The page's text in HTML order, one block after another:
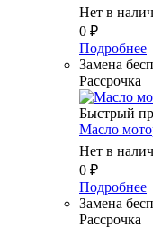
Нет в
0 ₽
Подробнее
Замена
Рассрочка
Быстрый
Масло
Нет в
0 ₽
Подробнее
Замена
Рассрочка